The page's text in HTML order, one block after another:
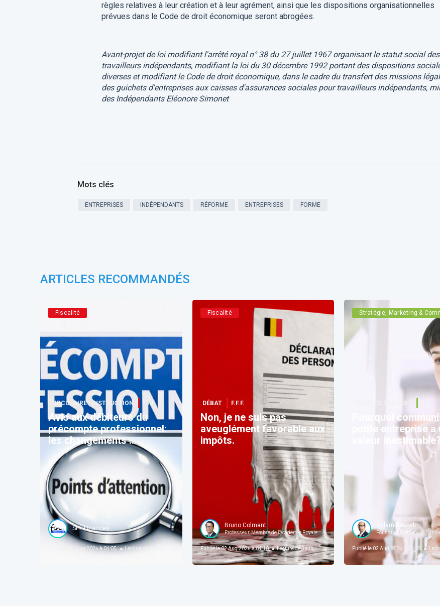
règles relatives à leur création et à leur agrément, ainsi que les dispositions organisationnelles
prévues dans le Code de droit économique seront abrogées.
Avant-projet de loi modifiant l'arrêté royal n° 38 du 27 juillet 1967 organisant le statut social des
travailleurs indépendants, modifiant la loi du 30 décembre 1992 portant des dispositions
diverses et modifiant le Code de droit économique, dans le cadre du transfert des missions
des guichets d'entreprises aux caisses d'assurances sociales pour travailleurs indépendants,
des Indépendants Eléonore Simonet
Mots clés
ENTREPRISES INDÉPENDANTS RÉFORME ENTREPRISES FORME
ARTICLES RECOMMANDÉS
Fiscalité
CIRCULAIRE | INSTRUCTION F.F.F.
Avis aux débiteurs du
précompte professionnel:
les changements ...
SPF Finances
03 Aug 2026 à 04:05 Lecture de
Fiscalité
DÉBAT F.F.F.
​Non, je ne suis pas
aveuglément favorable aux
impôts.
Bruno Colmant
Professeur, Membre de l'Académie Royale
Publié le02 Aug 2026 à 04:10 Lecture de3min
Stratégie, Marketing &
PAROLES D’EXPERT
Pourquoi
petite entreprise a
valeur inestimable?
Aslam Bakkali
Founding Partners @
Publié le 02 Aug 2026 à 04:10